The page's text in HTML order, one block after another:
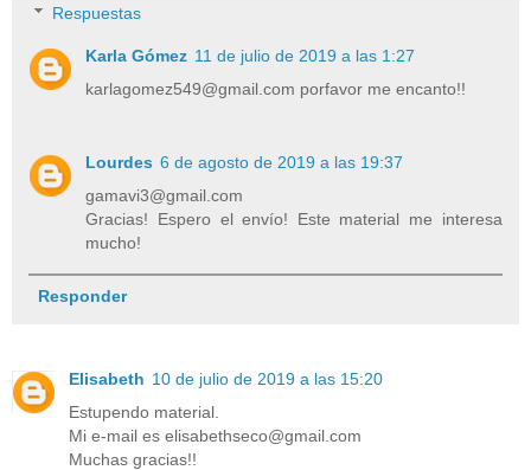
Respuestas
Karla Gómez 11 de julio de 2019 a las 1:27
karlagomez549@gmail.com porfavor me encanto!!
Lourdes 6 de agosto de 2019 a las 19:37
gamavi3@gmail.com
Gracias! Espero el envío! Este material me interesa
mucho!
Responder
Elisabeth 10 de julio de 2019 a las 15:20
Estupendo material.
Mi e-mail es elisabethseco@gmail.com
Muchas gracias!!